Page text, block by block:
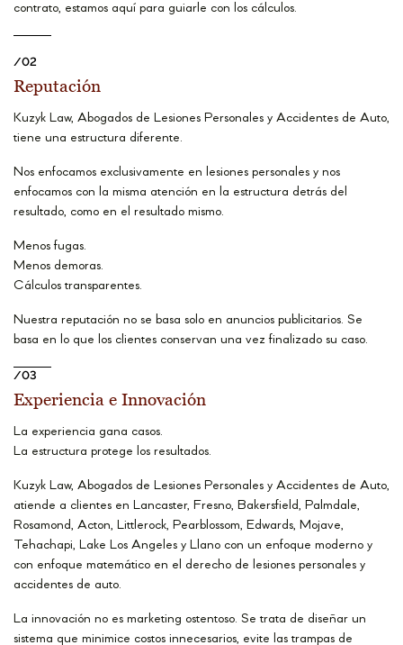
contrato, estamos aquí para guiarle con los cálculos.
/02
Reputación
Kuzyk Law, Abogados de Lesiones Personales y Accidentes de Auto,
tiene una estructura diferente.
Nos enfocamos exclusivamente en lesiones personales y nos
enfocamos con la misma atención en la estructura detrás del
resultado, como en el resultado mismo.
Menos fugas.
Menos demoras.
Cálculos transparentes.
Nuestra reputación no se basa solo en anuncios publicitarios. Se
basa en lo que los clientes conservan una vez finalizado su caso.
/03
Experiencia e Innovación
La experiencia gana casos.
La estructura protege los resultados.
Kuzyk Law, Abogados de Lesiones Personales y Accidentes de Auto,
atiende a clientes en Lancaster, Fresno, Bakersfield, Palmdale,
Rosamond, Acton, Littlerock, Pearblossom, Edwards, Mojave,
Tehachapi, Lake Los Angeles y Llano con un enfoque moderno y
con enfoque matemático en el derecho de lesiones personales y
accidentes de auto.
La innovación no es marketing ostentoso. Se trata de diseñar un
sistema que minimice costos innecesarios, evite las trampas de